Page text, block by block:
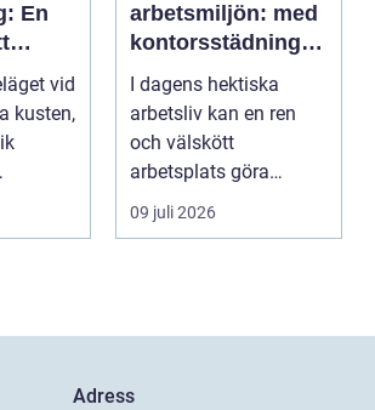
En
vid
kusten,
arbetsmiljön: med
kontorsstädning i
Stockholm
I dagens hektiska
arbetsliv kan en ren
och välskött
arbetsplats göra
underverk fö...
09 juli 2026
Adress